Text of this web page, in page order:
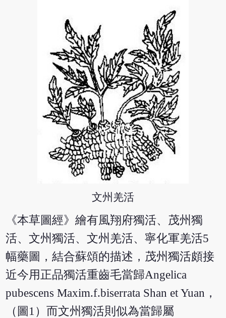
文州羌活
《本草圖經》繪有風翔府獨活、茂州獨
活、文州獨活、文州羌活、寧化軍羌活5
幅藥圖，結合蘇頌的描述，茂州獨活頗接
近今用正品獨活重齒毛當歸Angelica
pubescens Maxim.f.biserrata Shan et Yuan，
（圖1）而文州獨活則似為當歸屬